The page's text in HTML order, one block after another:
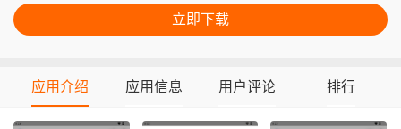
立即下载
应用介绍 应用信息 用户评论 排行